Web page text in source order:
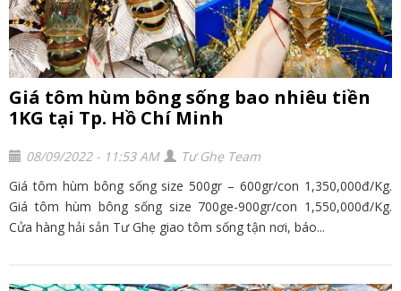
Giá tôm hùm bông sống bao nhiêu tiền
1KG tại Tp. Hồ Chí Minh
08/09/2022 - 11:53 AM
Tư Ghẹ Team
Giá tôm hùm bông sống size 500gr – 600gr/con 1,350,000đ/Kg.
Giá tôm hùm bông sống size 700ge-900gr/con 1,550,000đ/Kg.
Cửa hàng hải sản Tư Ghẹ giao tôm sống tận nơi, báo...